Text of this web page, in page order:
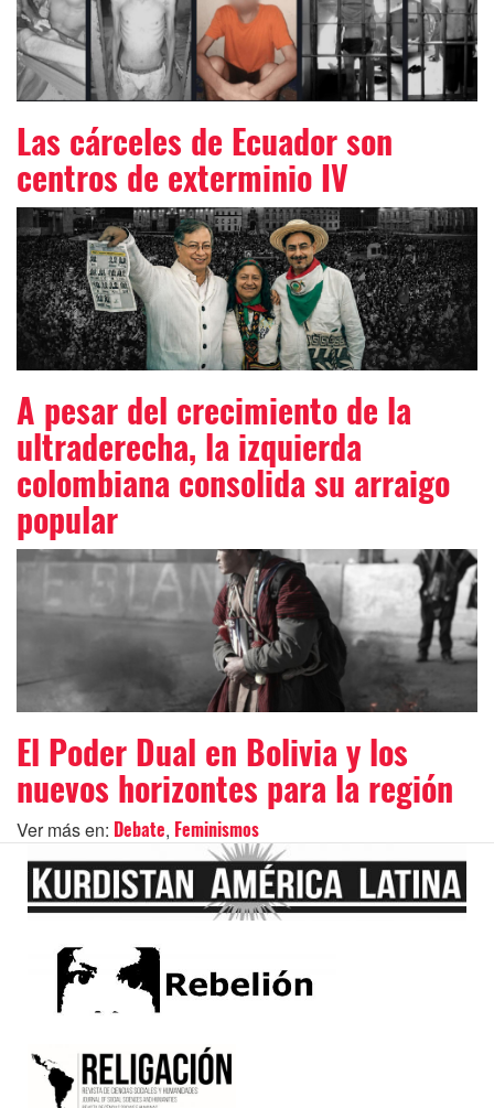
Las cárceles de Ecuador son
centros de exterminio IV
A pesar del crecimiento de la
ultraderecha, la izquierda
colombiana consolida su arraigo
popular
El Poder Dual en Bolivia y los
nuevos horizontes para la región
Ver más en: Debate, Feminismos